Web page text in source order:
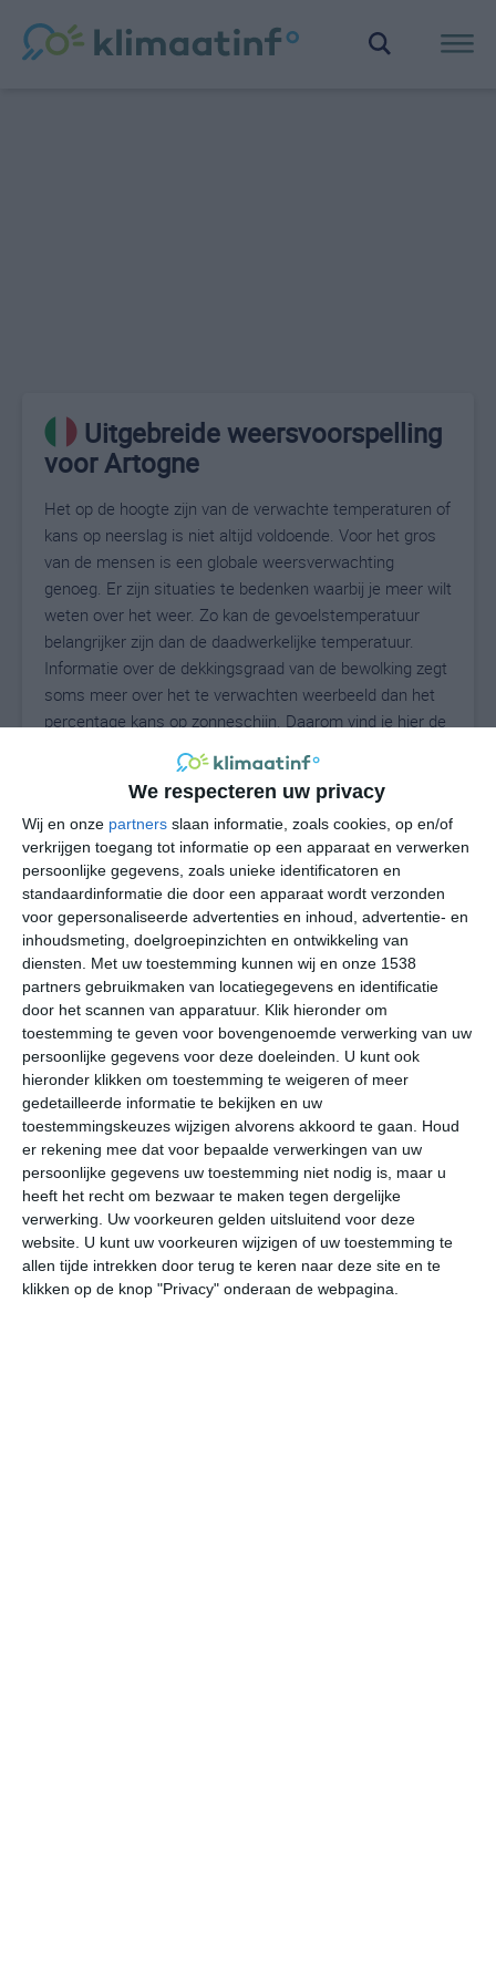
We respecteren uw privacy
Wij en onze partners slaan informatie, zoals cookies, op en/of
verkrijgen toegang tot informatie op een apparaat en verwerken
persoonlijke gegevens, zoals unieke identificatoren en
standaardinformatie die door een apparaat wordt verzonden
voor gepersonaliseerde advertenties en inhoud, advertentie- en
inhoudsmeting, doelgroepinzichten en ontwikkeling van
diensten.
Met uw toestemming kunnen wij en onze 1538
partners gebruikmaken van locatiegegevens en identificatie
door het scannen van apparatuur. Klik hieronder om
toestemming te geven voor bovengenoemde verwerking van uw
persoonlijke gegevens voor deze doeleinden. U kunt ook
hieronder klikken om toestemming te weigeren of meer
gedetailleerde informatie te bekijken en uw
toestemmingskeuzes wijzigen alvorens akkoord te gaan.
Houd
er rekening mee dat voor bepaalde verwerkingen van uw
persoonlijke gegevens uw toestemming niet nodig is, maar u
heeft het recht om bezwaar te maken tegen dergelijke
verwerking. Uw voorkeuren gelden uitsluitend voor deze
website. U kunt uw voorkeuren wijzigen of uw toestemming te
allen tijde intrekken door terug te keren naar deze site en te
klikken op de knop "Privacy" onderaan de webpagina.
Uitgebreide weersvoorspelling
voor Artogne
Het op de hoogte zijn van de verwachte temperaturen of
kans op neerslag is niet altijd voldoende. Voor het gros
van de mensen is een globale weersverwachting
genoeg. Er zijn situaties te bedenken waarbij je meer wilt
weten over het weer. Zo kan de gevoelstemperatuur
belangrijker zijn dan de daadwerkelijke temperatuur.
Informatie over de dekkingsgraad van de bewolking zegt
soms meer over het te verwachten weerbeeld dan het
percentage kans op zonneschijn. Daarom vind je hier de
uitgebreide weersvoorspelling voor Artogne.
25°C
do
30°
vr za
24° 16°
zo
26° 17°
29°C 24°C 22°C
18:00 21:00 00:00 03:00 06:00
18:00 21:00 00:00 03:00 06:00